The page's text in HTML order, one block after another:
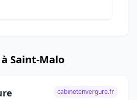
Saint-Malo
cabinetenvergure.fr